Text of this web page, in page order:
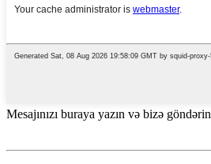
Mesajınızı buraya yazın və bizə göndərin